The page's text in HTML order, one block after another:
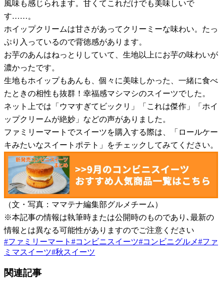
風味も感じられます。甘くてこれだけでも美味しいで
す……。
ホイップクリームは甘さがあってクリーミーな味わい。たっ
ぷり入っているので背徳感があります。
お芋のあんはねっとりしていて、生地以上にお芋の味わいが
濃かったです。
生地もホイップもあんも、個々に美味しかった、一緒に食べ
たときの相性も抜群！幸福感マシマシのスイーツでした。
ネット上では「ウマすぎてビックリ」「これは傑作」「ホイ
ップクリームが絶妙」などの声がありました。
ファミリーマートでスイーツを購入する際は、「ロールケー
キみたいなスイートポテト」をチェックしてみてください。
（文・写真：ママテナ編集部グルメチーム）
※本記事の情報は執筆時または公開時のものであり､最新の
情報とは異なる可能性がありますのでご注意ください
#ファミリーマート #コンビニスイーツ#コンビニグルメ#ファ
ミマスイーツ#秋スイーツ
関連記事